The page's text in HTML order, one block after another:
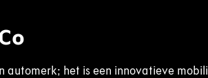
automerk; het is een innovatieve